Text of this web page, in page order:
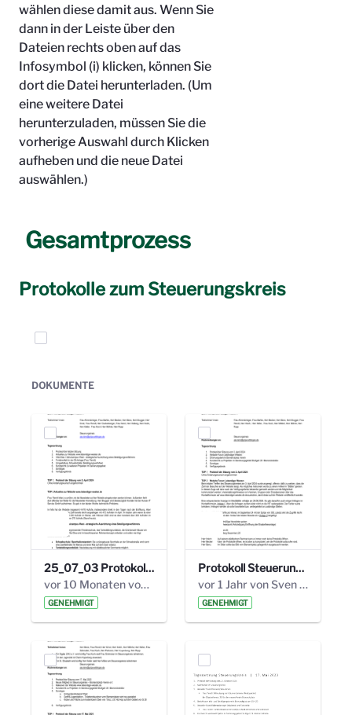
wählen diese damit aus. Wenn Sie
dann in der Leiste über den
Dateien rechts oben auf das
Infosymbol (i) klicken, können Sie
dort die Datei herunterladen. (Um
eine weitere Datei
herunterzuladen, müssen Sie die
vorherige Auswahl durch Klicken
aufheben und die neue Datei
auswählen.)
Gesamtprozess
Protokolle zum Steuerungskreis
Elemente auswählen
DOKUMENTE
25_07_03 Protokoll Steuerungskreis.pdf
vor 10 Monaten von Alexander Orlowski
GENEHMIGT
Protokoll Steuerungskreis_06.02.2025 .pdf
vor 1 Jahr von Sven Hitzler
GENEHMIGT